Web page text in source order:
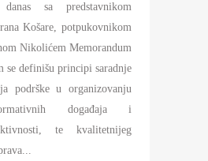
sa predstavnikom
Košare, potpukovnikom
Nikolićem Memorandum
se definišu principi saradnje
podrške u organizovanju
događaja i
te kvalitetnijeg